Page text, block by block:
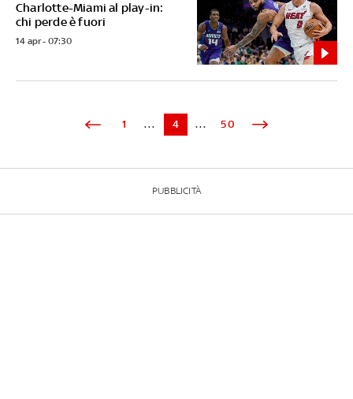
Charlotte-Miami al play-in:
chi perde è fuori
14 apr - 07:30
1 ... 4 ... 50
PUBBLICITÀ